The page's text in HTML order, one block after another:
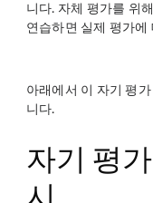
니다. 자체 평가를 위
연습하면 실제 평가에
아래에서 이 자기 평
니다.
자기 평
시